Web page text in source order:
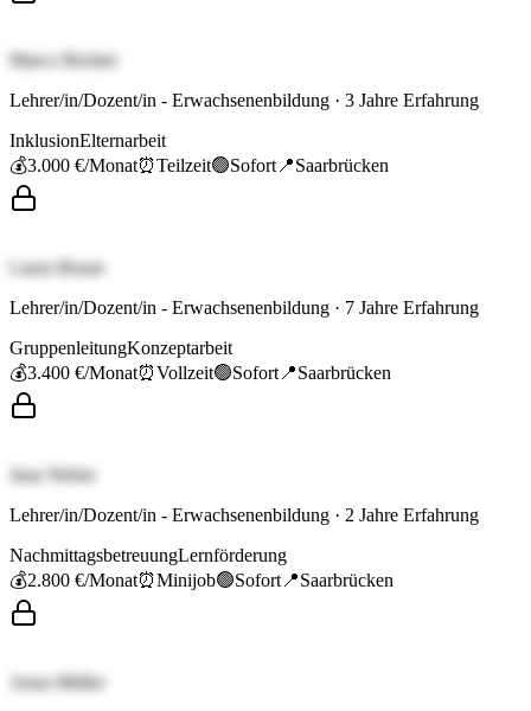
Marco Richter
Lehrer/in/Dozent/in - Erwachsenenbildung · 3 Jahre Erfahrung
InklusionElternarbeit
💰3.000 €/Monat⏰Teilzeit🟢Sofort 📍Saarbrücken
Laura Braun
Lehrer/in/Dozent/in - Erwachsenenbildung · 7 Jahre Erfahrung
GruppenleitungKonzeptarbeit
💰3.400 €/Monat⏰Vollzeit🟢Sofort 📍Saarbrücken
Jana Weber
Lehrer/in/Dozent/in - Erwachsenenbildung · 2 Jahre Erfahrung
NachmittagsbetreuungLernförderung
💰2.800 €/Monat⏰Minijob🟢Sofort 📍Saarbrücken
Anna Müller